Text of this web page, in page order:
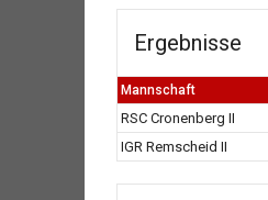
Ergebnisse
Mannschaft
RSC Cronenberg II
IGR Remscheid II